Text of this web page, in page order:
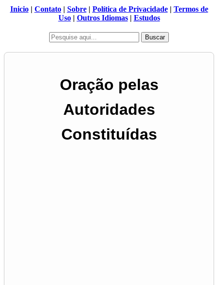
Inicio| Contato| Sobre| Política de Privacidade| Termos de
Uso| Outros Idiomas| Estudos
Buscar
Oração pelas
Autoridades
Constituídas